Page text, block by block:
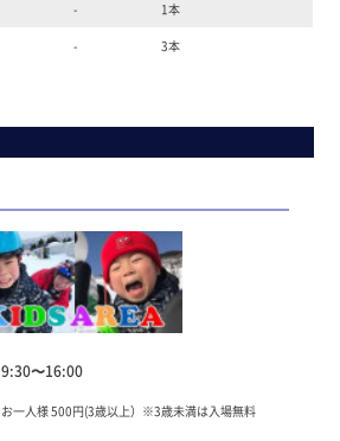
- 1本
- 3本
9:30〜16:00
お一人様 500円(3歳以上）※3歳未満は入場無料